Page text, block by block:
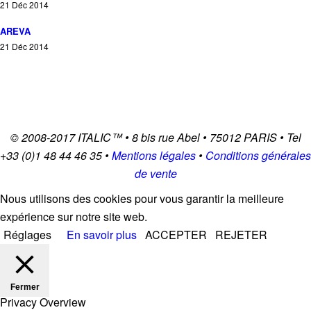
21 Déc 2014
AREVA
21 Déc 2014
© 2008-2017ITALIC™ • 8 bis rue Abel • 75012 PARIS • Tel
+33 (0)1 48 44 46 35 •Mentions légales • Conditions générales
de vente
Nous utilisons des cookies pour vous garantir la meilleure
expérience sur notre site web.
Réglages
En savoir plus ACCEPTER REJETER
Fermer
Privacy Overview